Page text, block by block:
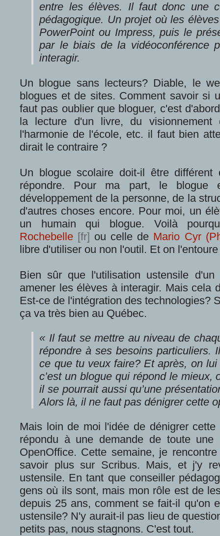
entre les élèves. Il faut donc une
pédagogique. Un projet où les
PowerPoint ou Impress, puis le
par le biais de la vidéoconférence
interagir.
Un blogue sans lecteurs? Diable, le
blogues et de sites. Comment savoir si
faut pas oublier que bloguer, c'est
la lecture d'un livre, du visionnement
l'harmonie de l'école, etc. il faut bien
dirait le contraire ?
Un blogue scolaire doit-il être
répondre. Pour ma part, le blogue
développement de la personne, de la
d'autres choses encore. Pour moi, un
un humain qui blogue. Voilà
Rochebelle
ou celle de Mario Cyr
libre d'utiliser ou non l'outil. Et on
Bien sûr que l'utilisation ustensile
amener les élèves à interagir. Mais cela
Est-ce de l'intégration des technologies?
ça va très bien au Québec.
« Il faut se mettre au niveau de
répondre à ses besoins particuliers.
ce que tu veux faire? Et après, on
c’est un blogue qui répond le mieux,
il se pourrait aussi qu’une
Alors là, il ne faut pas dénigrer cette
Mais loin de moi l'idée de dénigrer
répondu à une demande de toute
OpenOffice. Cette semaine, je
savoir plus sur Scribus. Mais, et j'y
ustensile. En tant que conseiller
gens où ils sont, mais mon rôle est de
depuis 25 ans, comment se fait-il qu'on
ustensile? N'y aurait-il pas lieu de
petits pas, nous stagnons. C'est tout.